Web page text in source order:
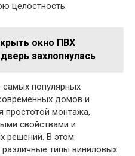
целостность.
окно ПВХ
захлопнулась
популярных
домов и
простотой монтажа,
свойствами и
решений. В этом
типы виниловых